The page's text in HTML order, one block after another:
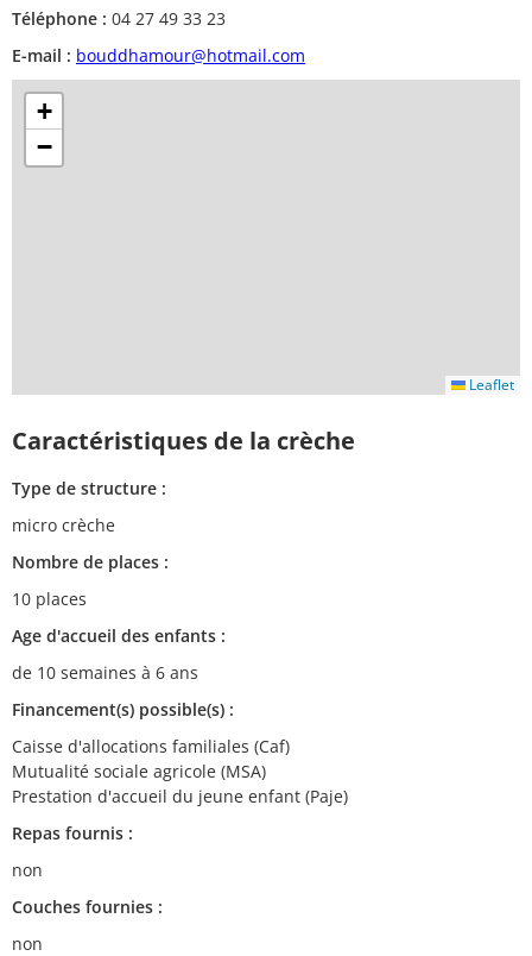
Téléphone : 04 27 49 33 23
E-mail : bouddhamour@hotmail.com
+
−
Leaflet
Caractéristiques de la crèche
Type de structure :
micro crèche
Nombre de places :
10 places
Age d'accueil des enfants :
de 10 semaines à 6 ans
Financement(s) possible(s) :
Caisse d'allocations familiales (Caf)
Mutualité sociale agricole (MSA)
Prestation d'accueil du jeune enfant (Paje)
Repas fournis :
non
Couches fournies :
non